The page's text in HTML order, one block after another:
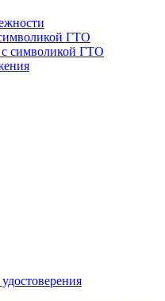
ГТО
символикой ГТО